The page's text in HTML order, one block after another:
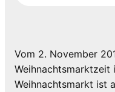
Vom 2. November
Weihnachtsmarktzeit
Weihnachtsmarkt ist